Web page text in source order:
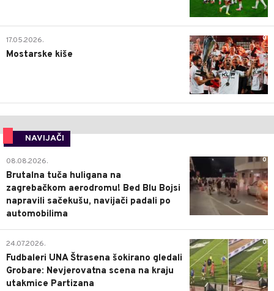
0
17.05.2026.
Mostarske kiše
NAVIJAČI
0
08.08.2026.
Brutalna tuča huligana na
zagrebačkom aerodromu! Bed Blu Bojsi
napravili sačekušu, navijači padali po
automobilima
0
24.07.2026.
Fudbaleri UNA Štrasena šokirano gledali
Grobare: Nevjerovatna scena na kraju
utakmice Partizana